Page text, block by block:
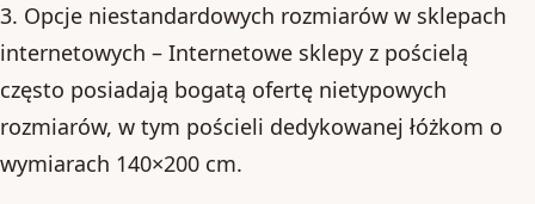
3. Opcje niestandardowych rozmiarów w sklepach
internetowych – Internetowe sklepy z pościelą
często posiadają bogatą ofertę nietypowych
rozmiarów, w tym pościeli dedykowanej łóżkom o
wymiarach 140×200 cm.